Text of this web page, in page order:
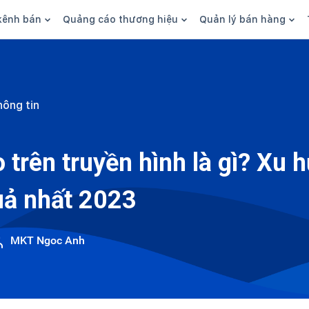
bán
social
Quảng cáo thương hiệu
Thương hiệu/Brand
Quản lý bán hàng
Tài chính
Nhân viên
tin
trên truyền hình là gì? Xu
nhất 2023
MKT Ngoc Anh